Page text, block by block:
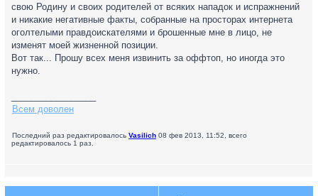
свою Родину и своих родителей от всяких нападок и испражнений
и никакие негативные факты, собранные на просторах интернета
оголтелыми правдоискателями и брошенные мне в лицо, не
изменят моей жизненной позиции.
Вот так... Прошу всех меня извинить за оффтоп, но иногда это
нужно.
Всем доволен
Последний раз редактировалось Vasilich 08 фев 2013, 11:52, всего
редактировалось 1 раз.